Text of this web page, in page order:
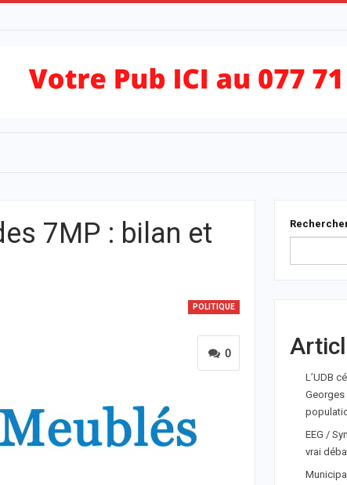
7MP : bilan et
POLITIQUE
0
L’UDB
Georges
EEG /
vrai